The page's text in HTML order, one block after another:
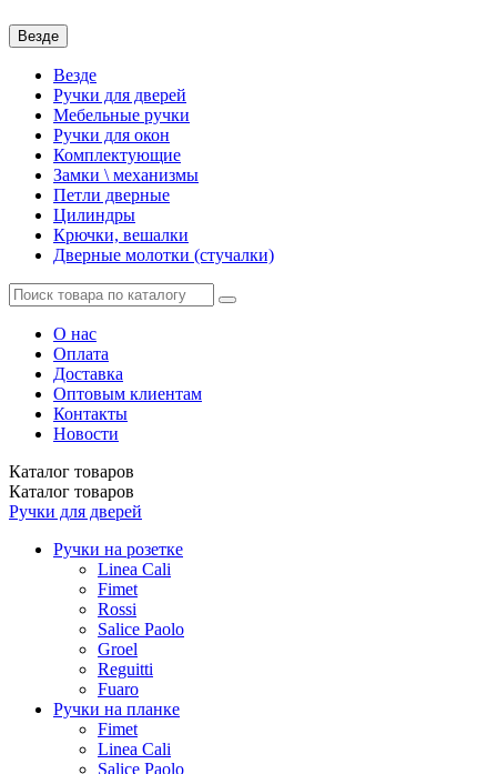
Везде
Везде
Ручки для дверей
Мебельные ручки
Ручки для окон
Комплектующие
Замки \ механизмы
Петли дверные
Цилиндры
Крючки, вешалки
Дверные молотки (стучалки)
О нас
Оплата
Доставка
Оптовым клиентам
Контакты
Новости
Каталог товаров
Каталог товаров
Ручки для дверей
Ручки на розетке
Linea Cali
Fimet
Rossi
Salice Paolo
Groel
Reguitti
Fuaro
Ручки на планке
Fimet
Linea Cali
Salice Paolo